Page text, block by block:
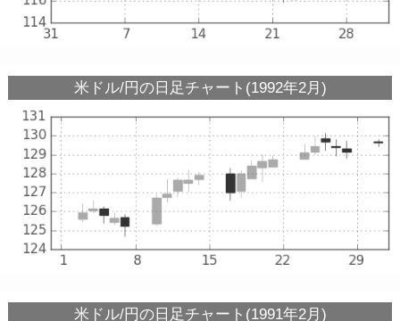
米ドル/円の日足チャート(1992年2月)
米ドル/円の日足チャート(1991年2月)